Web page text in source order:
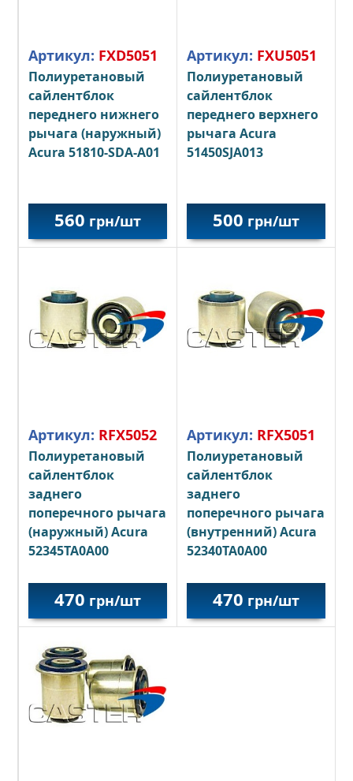
Артикул: FXD5051
Полиуретановый
сайлентблок
переднего нижнего
рычага (наружный)
Acura 51810-SDA-A01
560 грн/шт
Артикул: FXU5051
Полиуретановый
сайлентблок
переднего верхнего
рычага Acura
51450SJA013
500 грн/шт
Артикул: RFX5052
Полиуретановый
сайлентблок
заднего
поперечного рычага
(наружный) Acura
52345TA0A00
470 грн/шт
Артикул: RFX5051
Полиуретановый
сайлентблок
заднего
поперечного рычага
(внутренний) Acura
52340TA0A00
470 грн/шт